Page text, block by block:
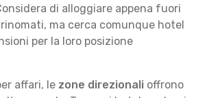
di alloggiare appena fuori
ma cerca comunque hotel
per la loro posizione
affari, le zone direzionali offrono